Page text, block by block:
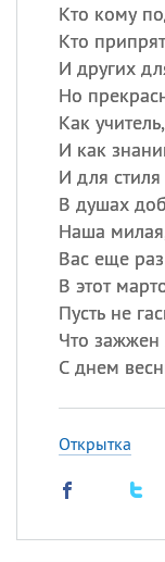
Кто кому
Кто
И других
Но
Как
И как
И для
В душах
Наша
Вас еще
В этот
Пусть не
Что зажжен
С днем
Открытка